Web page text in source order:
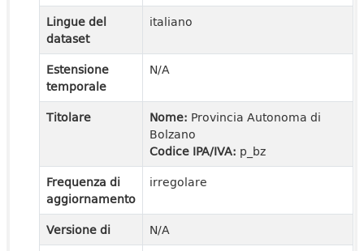
Lingue del
dataset
italiano
Estensione
temporale
N/A
Titolare Nome: Provincia Autonoma di
Bolzano
Codice IPA/IVA: p_bz
Frequenza di
aggiornamento
irregolare
Versione di
N/A